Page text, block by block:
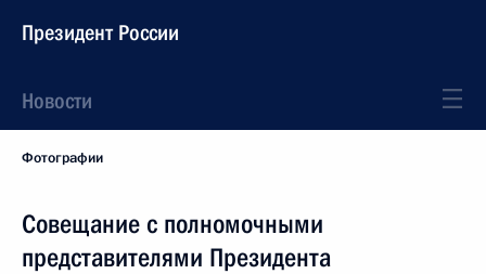
Президент России
Новости
Фотографии
Совещание с полномочными
представителями Президента